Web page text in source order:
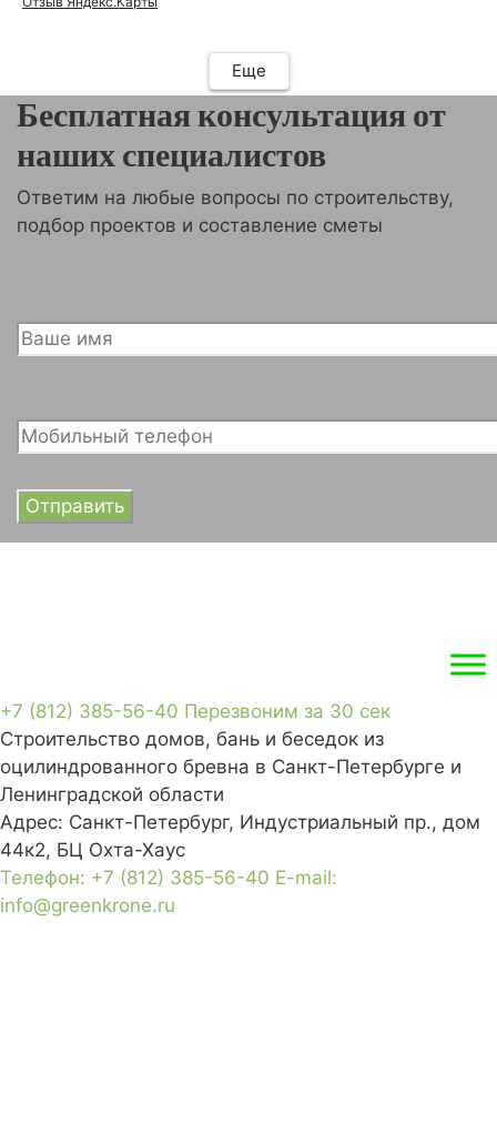
Еще
Бесплатная консультация от
наших специалистов
Ответим на любые вопросы по строительству,
подбор проектов и составление сметы
+7 (812) 385-56-40 Перезвоним за 30 сек
Строительство домов, бань и беседок из
оцилиндрованного бревна в Санкт-Петербурге и
Ленинградской области
Адрес: Санкт-Петербург, Индустриальный пр., дом
44к2, БЦ Охта-Хаус
Телефон: +7 (812) 385-56-40 E-mail:
info@greenkrone.ru